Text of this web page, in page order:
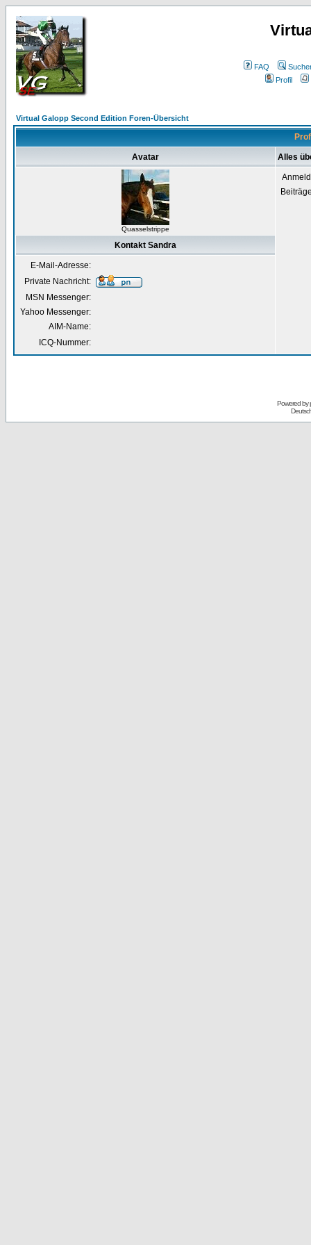
FAQ
Profil
Virtual Galopp Second Edition Foren-Übersicht
Avatar Alles
Quasselstrippe
Kontakt Sandra
E-Mail-Adresse:
Private Nachricht:
MSN Messenger:
Yahoo Messenger:
AIM-Name:
ICQ-Nummer:
Powered by